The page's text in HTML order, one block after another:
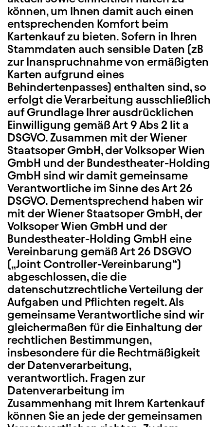
können, um Ihnen damit auch einen
entsprechenden Komfort beim
Kartenkauf zu bieten. Sofern in Ihren
Stammdaten auch sensible Daten (zB
zur Inanspruchnahme von ermäßigten
Karten aufgrund eines
Behindertenpasses) enthalten sind, so
erfolgt die Verarbeitung ausschließlich
auf Grundlage Ihrer ausdrücklichen
Einwilligung gemäß Art 9 Abs 2 lit a
DSGVO. Zusammen mit der Wiener
Staatsoper GmbH, der Volksoper Wien
GmbH und der Bundestheater-Holding
GmbH sind wir damit gemeinsame
Verantwortliche im Sinne des Art 26
DSGVO. Dementsprechend haben wir
mit der Wiener Staatsoper GmbH, der
Volksoper Wien GmbH und der
Bundestheater-Holding GmbH eine
Vereinbarung gemäß Art 26 DSGVO
(„Joint Controller-Vereinbarung“)
abgeschlossen, die die
datenschutzrechtliche Verteilung der
Aufgaben und Pflichten regelt. Als
gemeinsame Verantwortliche sind wir
gleichermaßen für die Einhaltung der
rechtlichen Bestimmungen,
insbesondere für die Rechtmäßigkeit
der Datenverarbeitung,
verantwortlich. Fragen zur
Datenverarbeitung im
Zusammenhang mit Ihrem Kartenkauf
können Sie an jede der gemeinsamen